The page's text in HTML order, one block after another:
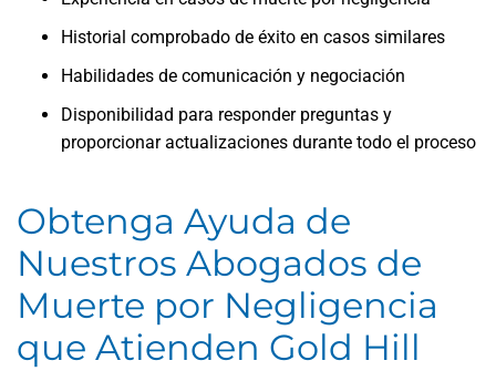
Historial comprobado de éxito en casos similares
Habilidades de comunicación y negociación
Disponibilidad para responder preguntas y
proporcionar actualizaciones durante todo el proceso
Obtenga Ayuda de
Nuestros Abogados de
Muerte por Negligencia
que Atienden Gold Hill